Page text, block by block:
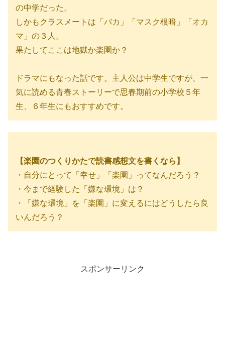
の中学だった。
しかもクラスメートは「バカ」「マスク根暗」「オカ
マ」の３人。
果たしてここは地獄か楽園か？
ドラマにもなった話です。主人公は中学生ですが、一
気に読める青春ストーリーで思春期前の小学校５年
生、６年生にもおすすめです。
【楽園のつくりかたで読書感想文を書くなら】
・自分にとって「幸せ」「楽園」ってなんだろう？
・今まで経験した「嫌な環境」は？
・「嫌な環境」を「楽園」に変えるにはどうしたら良
いんだろう？
スポンサーリンク